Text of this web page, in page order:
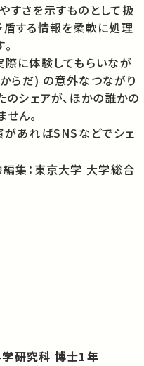
すさを示すものとして扱
盾する情報を柔軟に処理
際に体験してもらいなが
らだ) の意外なつながり
シェアが、ほかの誰かの
ん。
があればSNSなどでシェ
編集：東京大学 大学総合
研究科 博士1年